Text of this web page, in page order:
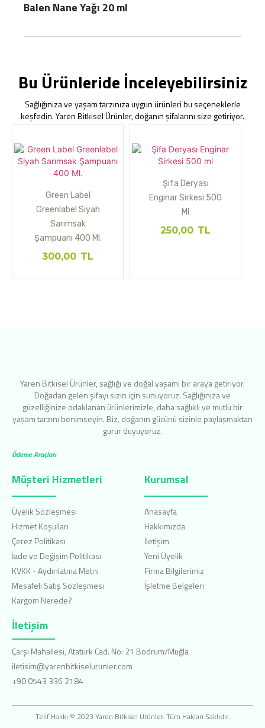
Balen Nane Yağı 20 ml
Bu Ürünleride İnceleyebilirsiniz
Sağlığınıza ve yaşam tarzınıza uygun ürünleri bu seçeneklerle
keşfedin. Yaren Bitkisel Ürünler, doğanın şifalarını size getiriyor.
Green Label
Greenlabel Siyah
Sarımsak
Şampuanı 400 Ml.
300,00 TL
Şifa Deryası
Enginar Sirkesi 500
Ml
250,00 TL
Yaren Bitkisel Ürünler, sağlığı ve doğal yaşamı bir araya getiriyor.
Doğadan gelen şifayı sizin için sunuyoruz. Sağlığınıza ve
güzelliğinize odaklanan ürünlerimizle, daha sağlıklı ve mutlu bir
yaşam tarzını benimseyin. Biz, doğanın gücünü sizinle paylaşmaktan
gurur duyuyoruz.
Ödeme Araçları
Müşteri Hizmetleri
Üyelik Sözleşmesi
Hizmet Koşulları
Çerez Politikası
İade ve Değişim Politikası
KVKK - Aydınlatma Metni
Mesafeli Satış Sözleşmesi
Kargom Nerede?
Kurumsal
Anasayfa
Hakkımızda
İletişim
Yeni Üyelik
Firma Bilgilerimiz
İşletme Belgeleri
İletişim
Çarşı Mahallesi, Atatürk Cad. No: 21 Bodrum/Muğla
iletisim@yarenbitkiselurunler.com
+90 0543 336 2184
Telif Hakkı © 2023 Yaren Bitkisel Ürünler. Tüm Hakları Saklıdır.